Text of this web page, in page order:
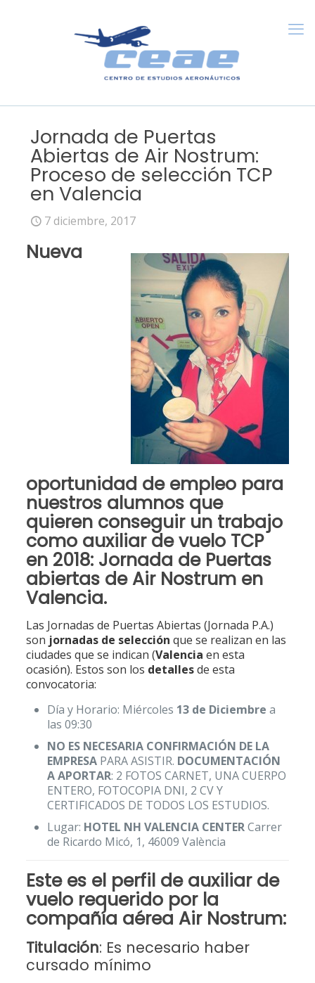
Jornada de Puertas
Abiertas de Air Nostrum:
Proceso de selección TCP
en Valencia
7 diciembre, 2017
Nueva
oportunidad de empleo para
nuestros alumnosque
quieren conseguir un trabajo
como auxiliar de vuelo TCP
en 2018: Jornada de Puertas
abiertas deAir Nostrumen
Valencia.
Las Jornadas de Puertas Abiertas (Jornada P.A.)
son jornadas de selección que se realizan en las
ciudades que se indican (Valencia en esta
ocasión). Estos son los detallesde esta
convocatoria:
Día y Horario: Miércoles 13 de Diciembre a
las 09:30
NO ES NECESARIA CONFIRMACIÓN DE LA
EMPRESAPARA ASISTIR. DOCUMENTACIÓN
A APORTAR: 2 FOTOS CARNET, UNA CUERPO
ENTERO, FOTOCOPIA DNI, 2 CV Y
CERTIFICADOS DE TODOS LOS ESTUDIOS.
Lugar: HOTEL NH VALENCIA CENTERCarrer
de Ricardo Micó, 1, 46009 València
Este es el perfil de auxiliar de
vuelorequerido por la
compañía aérea Air Nostrum:
Titulación: Es necesario haber
cursado mínimo